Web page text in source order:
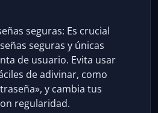
seguras: Es crucial
seguras y únicas
de usuario. Evita usar
de adivinar, como
y cambia tus
regularidad.